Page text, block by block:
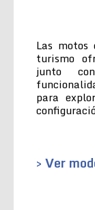
Las motos
turismo
junto
para
> Ver